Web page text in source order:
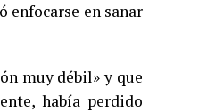
enfocarse en sanar
muy débil» y que
había perdido